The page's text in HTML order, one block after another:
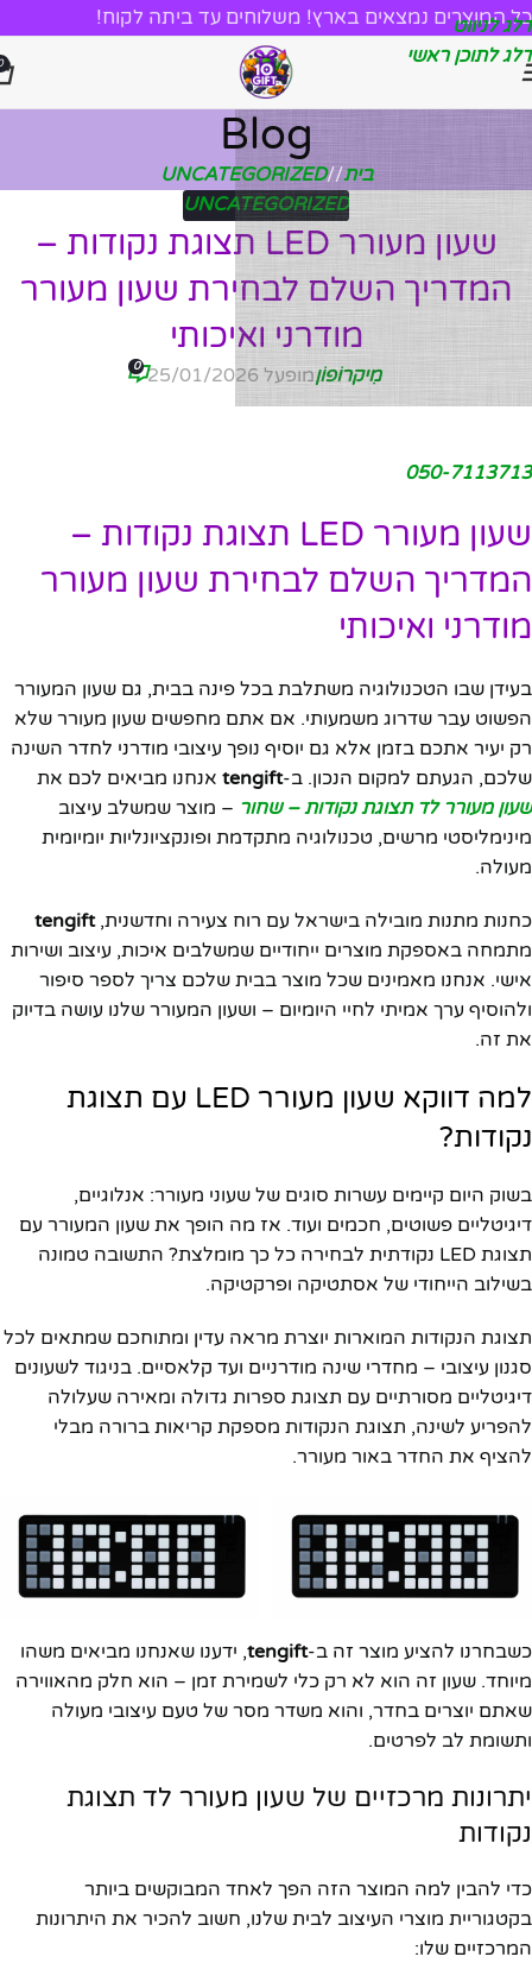
דלג לניווט
דלג לתוכן ראשי
כל המוצרים נמצאים בארץ! משלוחים עד ביתה לקוח!
Blog
בית/
UNCATEGORIZED
UNCATEGORIZED
שעון מעורר LED תצוגת נקודות –
המדריך השלם לבחירת שעון מעורר
מודרני ואיכותי
מִיקרוֹפוֹןמופעל 25/01/2026 0
050-7113713
שעון מעורר LED תצוגת נקודות –
המדריך השלם לבחירת שעון מעורר
מודרני ואיכותי
בעידן שבו הטכנולוגיה משתלבת בכל פינה בבית, גם שעון המעורר
הפשוט עבר שדרוג משמעותי. אם אתם מחפשים שעון מעורר שלא
רק יעיר אתכם בזמן אלא גם יוסיף נופך עיצובי מודרני לחדר השינה
שלכם, הגעתם למקום הנכון. ב-tengift אנחנו מביאים לכם את
שעון מעורר לד תצוגת נקודות – שחור – מוצר שמשלב עיצוב
מינימליסטי מרשים, טכנולוגיה מתקדמת ופונקציונליות יומיומית
מעולה.
כחנות מתנות מובילה בישראל עם רוח צעירה וחדשנית,tengift
מתמחה באספקת מוצרים ייחודיים שמשלבים איכות, עיצוב ושירות
אישי. אנחנו מאמינים שכל מוצר בבית שלכם צריך לספר סיפור
ולהוסיף ערך אמיתי לחיי היומיום – ושעון המעורר שלנו עושה בדיוק
את זה.
למה דווקא שעון מעורר LED עם תצוגת
נקודות?
בשוק היום קיימים עשרות סוגים של שעוני מעורר: אנלוגיים,
דיגיטליים פשוטים, חכמים ועוד. אז מה הופך את שעון המעורר עם
תצוגת LED נקודתית לבחירה כל כך מומלצת? התשובה טמונה
בשילוב הייחודי של אסתטיקה ופרקטיקה.
תצוגת הנקודות המוארות יוצרת מראה עדין ומתוחכם שמתאים לכל
סגנון עיצובי – מחדרי שינה מודרניים ועד קלאסיים. בניגוד לשעונים
דיגיטליים מסורתיים עם תצוגת ספרות גדולה ומאירה שעלולה
להפריע לשינה, תצוגת הנקודות מספקת קריאות ברורה מבלי
להציף את החדר באור מעורר.
כשבחרנו להציע מוצר זה ב-tengift, ידענו שאנחנו מביאים משהו
מיוחד. שעון זה הוא לא רק כלי לשמירת זמן – הוא חלק מהאווירה
שאתם יוצרים בחדר, והוא משדר מסר של טעם עיצובי מעולה
ותשומת לב לפרטים.
יתרונות מרכזיים של שעון מעורר לד תצוגת
נקודות
כדי להבין למה המוצר הזה הפך לאחד המבוקשים ביותר
בקטגוריית מוצרי העיצוב לבית שלנו, חשוב להכיר את היתרונות
המרכזיים שלו: